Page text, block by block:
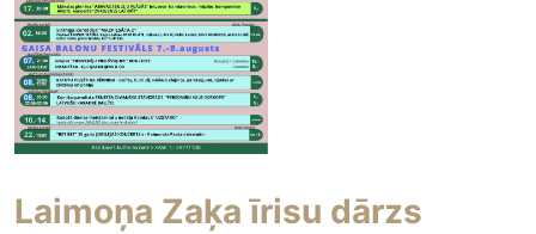
Laimoņa Zaķa īrisu dārzs